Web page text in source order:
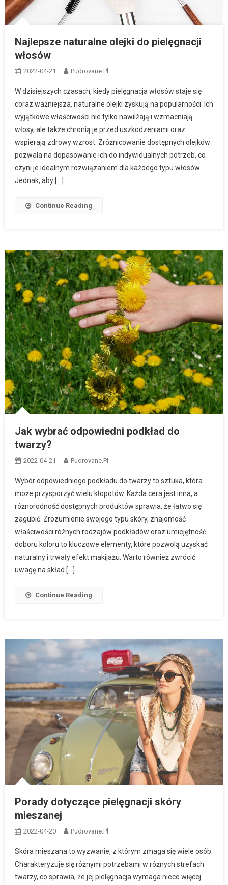
Najlepsze naturalne olejki do pielęgnacji
włosów
2022-04-21 Pudrovane.pl
W dzisiejszych czasach, kiedy pielęgnacja włosów staje się
coraz ważniejsza, naturalne olejki zyskują na popularności. Ich
wyjątkowe właściwości nie tylko nawilżają i wzmacniają
włosy, ale także chronią je przed uszkodzeniami oraz
wspierają zdrowy wzrost. Zróżnicowanie dostępnych olejków
pozwala na dopasowanie ich do indywidualnych potrzeb, co
czyni je idealnym rozwiązaniem dla każdego typu włosów.
Jednak, aby […]
Continue Reading
Jak wybrać odpowiedni podkład do
twarzy?
2022-04-21 Pudrovane.pl
Wybór odpowiedniego podkładu do twarzy to sztuka, która
może przysporzyć wielu kłopotów. Każda cera jest inna, a
różnorodność dostępnych produktów sprawia, że łatwo się
zagubić. Zrozumienie swojego typu skóry, znajomość
właściwości różnych rodzajów podkładów oraz umiejętność
doboru koloru to kluczowe elementy, które pozwolą uzyskać
naturalny i trwały efekt makijażu. Warto również zwrócić
uwagę na skład […]
Continue Reading
Porady dotyczące pielęgnacji skóry
mieszanej
2022-04-20 Pudrovane.pl
Skóra mieszana to wyzwanie, z którym zmaga się wiele osób.
Charakteryzuje się różnymi potrzebami w różnych strefach
twarzy, co sprawia, że jej pielęgnacja wymaga nieco więcej